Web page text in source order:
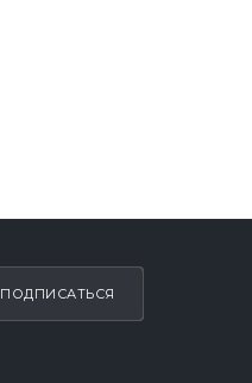
ПОДПИСАТЬСЯ